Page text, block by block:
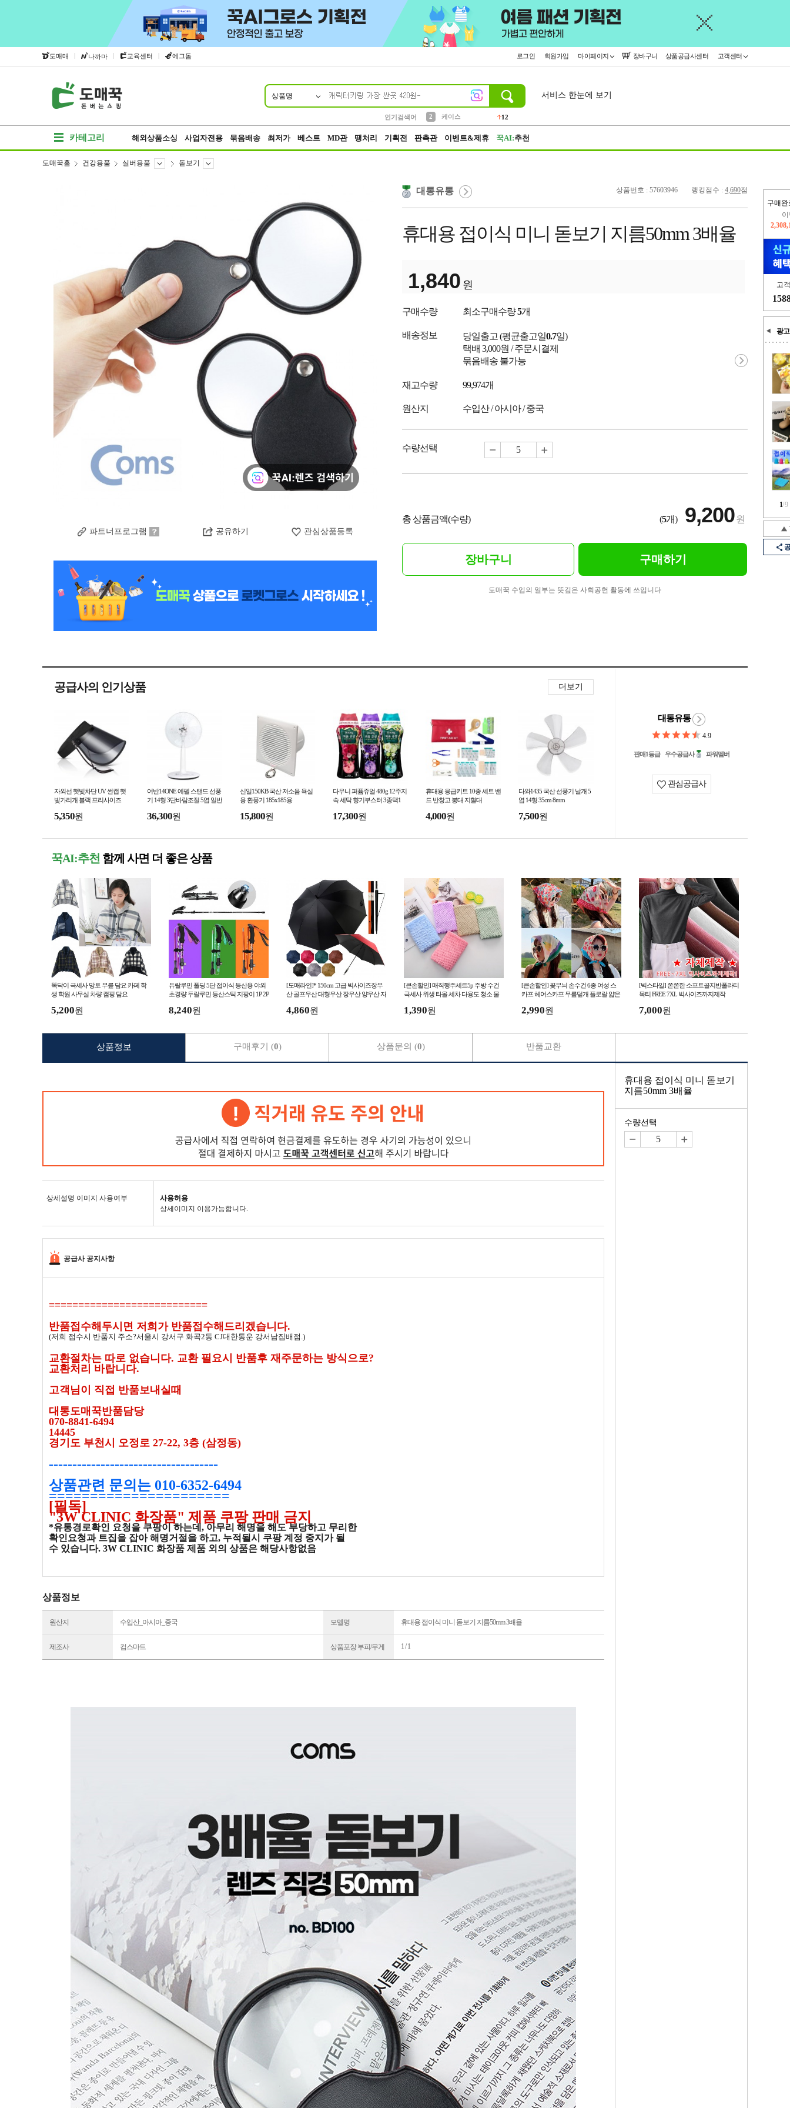
도매매 | 나까마 | 교육센터 | 에그돔 로그인 회원가입 마이페이지 장바구니 상품공급사센터 고객센터
상품명
인기검색어
2
3
생수 454
서비스 한눈에 보기
카테고리 해외상품소싱 사업자전용 묶음배송 최저가 베스트 MD관 땡처리 기획전 판촉관 이벤트&제휴 꾹AI:추천
구매완
고
광고
1/9
도매꾹홈 건강용품 실버용품 돋보기
파트너프로그램 공유하기 관심상품등록
상품번호 : 57603946 랭킹점수 : 4,690점
대통유통
휴대용 접이식 미니 돋보기 지름50mm 3배율
1,840 원
구매수량 최소구매수량5개
배송정보 당일출고 (평균출고일0.7일)
택배 3,000원 / 주문시결제
묶음배송 불가능
재고수량 99,974개
원산지 수입산 / 아시아 / 중국
수량선택
총 상품금액(수량) (5개) 9,200원
장바구니 구매하기
도매꾹 수입의 일부는 뜻깊은 사회공헌 활동에 쓰입니다
공급사의 인기상품 더보기
자외선 햇빛차단 UV 썬캡 햇
빛가리개 블랙 프리사이즈
5,350원
어반14ONE 에펠 스탠드 선풍
기 14형 3단바람조절 5엽 일반
36,300원
신일150KB 국산 저소음 욕실
용 환풍기 185x185용
15,800원
다우니 퍼퓸쥬얼 480g 12주지
속 세탁 향기부스터 3종택1
17,300원
휴대용 응급키트 10종 세트 밴
드 반창고 붕대 지혈대
4,000원
다와1435 국산 선풍기 날개 5
엽 14형 35cm 8mm
7,500원
대통유통
4.9
판매1등급 우수공급사 파워멤버
관심공급사
꾹AI:추천 함께 사면 더 좋은 상품
똑닥이 극세사 망토 무릎 담요 카페 학
생 학원 사무실 차량 캠핑 담요
5,200원
듀랄루민 폴딩 5단 접이식 등산용 야외
초경량 두랄루민 등산스틱 지팡이 1P 2P
8,240원
[도매라인]* 150cm 고급 빅사이즈장우
산 골프우산 대형우산 장우산 양우산 자
4,860원
[큰손할인] 매직행주세트5p 주방 수건
극세사 위생 타올 세차 다용도 청소 물
1,390원
[큰손할인] 꽃무늬 손수건 6종 여성 스
카프 헤어스카프 무릎덮개 플로랄 얇은
2,990원
[빅스타일] 쫀쫀한 소프트골지반폴라티
목티 FREE 7XL 빅사이즈까지제작
7,000원
상세설명 이미지 사용여부
사용허용
상세이미지 이용가능합니다.
공급사 공지사항
===========================
반품접수해두시면 저희가 반품접수해드리겠습니다.
(저희 접수시 반품지 주소?서울시 강서구 화곡2동 CJ대한통운 강서남집배점.)
교환절차는 따로 없습니다. 교환 필요시 반품후 재주문하는 방식으로?
교환처리 바랍니다.
고객님이 직접 반품보내실때
대통도매꾹반품담당
070-8841-6494
14445
경기도 부천시 오정로 27-22, 3층 (삼정동)
------------------------------------
상품관련 문의는 010-6352-6494
======================
[필독]
"3W CLINIC 화장품" 제품 쿠팡 판매 금지
*유통경로확인 요청을 쿠팡이 하는데, 아무리 해명을 해도 부당하고 무리한
확인요청과 트집을 잡아 해명거절을 하고, 누적될시 쿠팡 계정 중지가 될
수 있습니다. 3W CLINIC 화장품 제품 외의 상품은 해당사항없음
상품정보
원산지 수입산_아시아_중국 모델명 휴대용 접이식 미니 돋보기 지름50mm 3배율
제조사 컴스마트 상품포장 부피/무게 1 / 1
상품정보 구매후기 (0) 상품문의 (0) 반품교환
휴대용 접이식 미니 돋보기
지름50mm 3배율
수량선택